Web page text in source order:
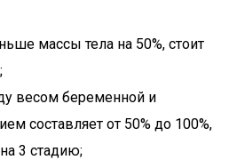
массы тела на 50%, стоит
весом беременной и
составляет от 50% до 100%,
3 стадию;